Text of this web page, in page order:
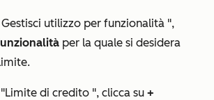
Gestisci utilizzo per funzionalità ",
per la quale si desidera
di credito ", clicca su +